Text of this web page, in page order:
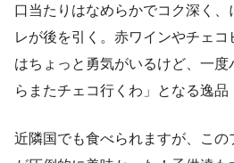
口当たりはなめらかでコク深く
レが後を引く。赤ワインやチェ
はちょっと勇気がいるけど、一
らまたチェコ行くわ」となる逸品
近隣国でも食べられますが、こ